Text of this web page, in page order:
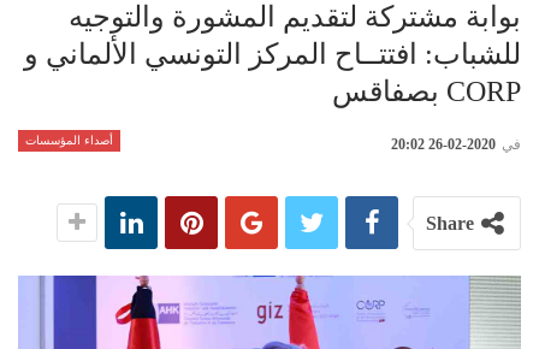
بوابة مشتركة لتقديم المشورة والتوجيه
للشباب: افتتــاح المركز التونسي الألماني و
CORP بصفاقس
أصداء المؤسسات في 2020-02-26 20:02
Share